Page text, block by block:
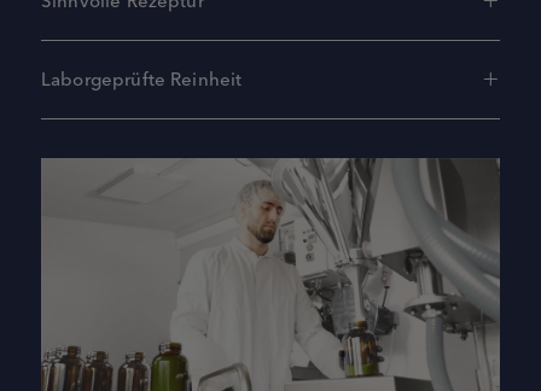
Laborgeprüfte Reinheit